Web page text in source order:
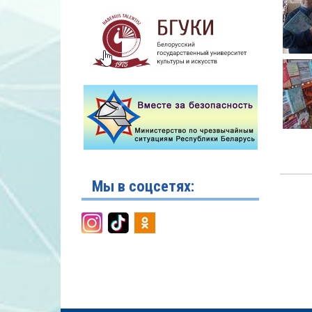
Мы в соцсетях: